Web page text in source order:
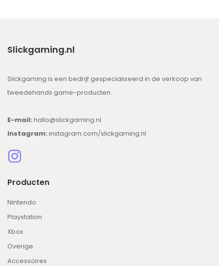
Slickgaming.nl
Slickgaming is een bedrijf gespecialiseerd in de verkoop van
tweedehands game-producten.
E-mail: hallo@slickgaming.nl
Instagram: instagram.com/slickgaming.nl
Producten
Nintendo
Playstation
Xbox
Overige
Accessoires